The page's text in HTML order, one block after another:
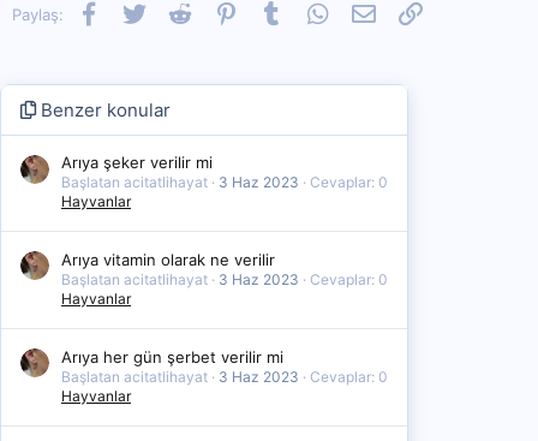
Paylaş: Facebook
TwitterReddit PinterestTumblrWhatsApp
E-postaLink
Benzer konular
Arıya şeker verilir mi
Başlatan acitatlihayat 3 Haz 2023
Cevaplar: 0
Hayvanlar
Arıya vitamin olarak ne verilir
Başlatan acitatlihayat 3 Haz 2023
Cevaplar: 0
Hayvanlar
Arıya her gün şerbet verilir mi
Başlatan acitatlihayat 3 Haz 2023
Cevaplar: 0
Hayvanlar